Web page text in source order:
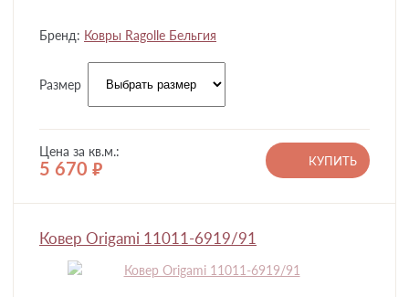
Бренд: Ковры Ragolle Бельгия
Размер
Цена за кв.м.:
5 670 руб.
КУПИТЬ
Ковер Origami 11011-6919/91